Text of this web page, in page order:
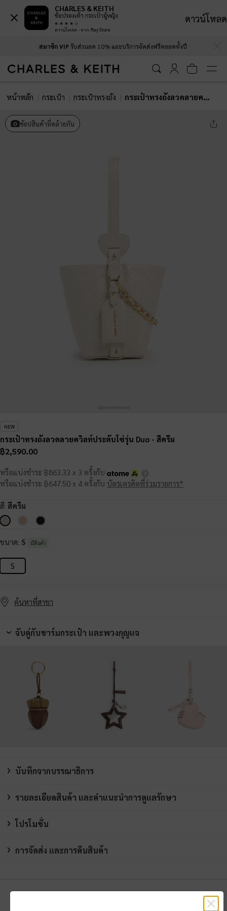
สมาชิก VIPรับส่วนลด 10% และบริการจัดส่งฟรีตลอดทั้งปี
หน้าหลัก กระเป๋า กระเป๋าทรงถัง กระเป๋าทรงถังลวดลายควิลท์ประดับโซ่รุ่น Duo
ช้อปสินค้าที่คล้ายกัน
NEW
กระเป๋าทรงถังลวดลายควิลท์ประดับโซ่รุ่น Duo - สีครีม
฿2,590.00
หรือแบ่งชำระ ฿863.33 x 3 ครั้งกับ
หรือแบ่งชำระ ฿647.50 x 4 ครั้งกับ บัตรเครดิตที่ร่วมรายการ*
สี: สีครีม
ขนาด: S มีสินค้า
S
ค้นหาที่สาขา
จับคู่กับชาร์มกระเป๋า และพวงกุญแจ
บันทึกจากบรรณาธิการ
รายละเอียดสินค้า และคำแนะนำการดูแลรักษา
โปรโมชั่น
การจัดส่ง และการคืนสินค้า
CHARLES & KEITH
ช้อปรองเท้า กระเป๋าผู้หญิง
ดาวน์โหลด - จาก Play Store
ดาวน์โหลด